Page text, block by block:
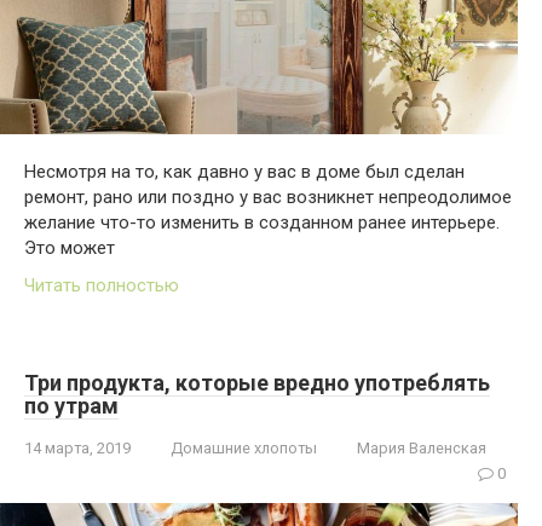
Несмотря на то, как давно у вас в доме был сделан
ремонт, рано или поздно у вас возникнет непреодолимое
желание что-то изменить в созданном ранее интерьере.
Это может
Читать полностью
Три продукта, которые вредно употреблять
по утрам
14 марта, 2019 Домашние хлопоты
Мария Валенская
0